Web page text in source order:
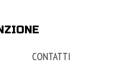
CONTATTI